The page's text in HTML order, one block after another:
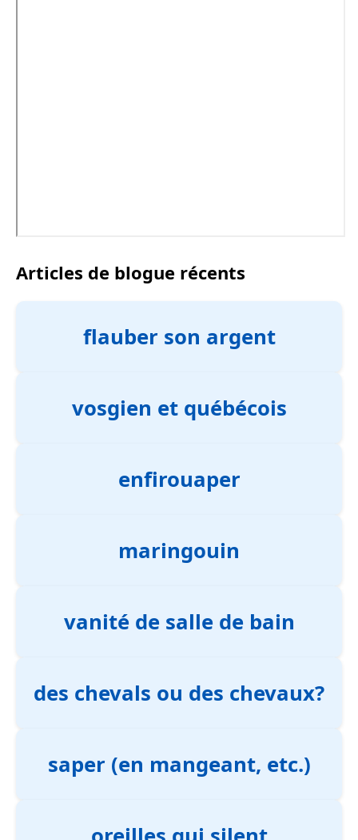
Articles de blogue récents
flauber son argent
vosgien et québécois
enfirouaper
maringouin
vanité de salle de bain
des chevals ou des chevaux?
saper (en mangeant, etc.)